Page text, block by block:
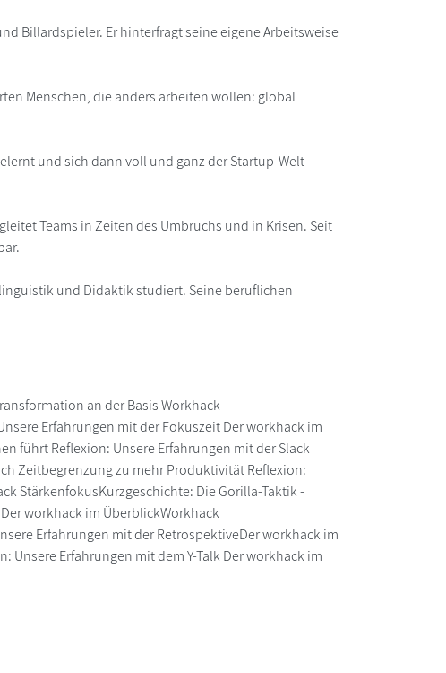
Billardspieler. Er hinterfragt seine eigene Arbeitsweise
Menschen, die anders arbeiten wollen: global
und sich dann voll und ganz der Startup-Welt
Teams in Zeiten des Umbruchs und in Krisen. Seit
und Didaktik studiert. Seine beruflichen
an der Basis Workhack
Erfahrungen mit der Fokuszeit Der workhack im
führt Reflexion: Unsere Erfahrungen mit der Slack
Zeitbegrenzung zu mehr Produktivität Reflexion:
StärkenfokusKurzgeschichte: Die Gorilla-Taktik -
workhack im ÜberblickWorkhack
Erfahrungen mit der RetrospektiveDer workhack im
Unsere Erfahrungen mit dem Y-Talk Der workhack im